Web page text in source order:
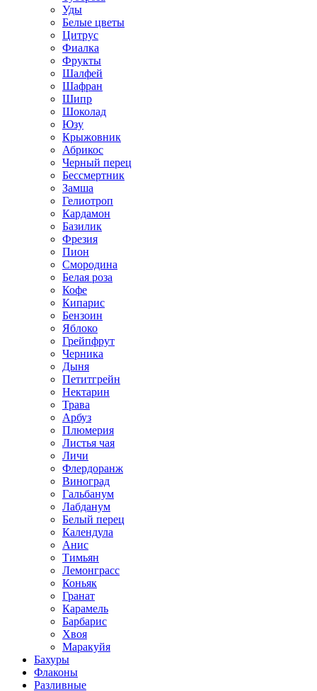
Уды
Белые цветы
Цитрус
Фиалка
Фрукты
Шалфей
Шафран
Шипр
Шоколад
Юзу
Крыжовник
Абрикос
Черный перец
Бессмертник
Замша
Гелиотроп
Кардамон
Базилик
Фрезия
Пион
Смородина
Белая роза
Кофе
Кипарис
Бензоин
Яблоко
Грейпфрут
Черника
Дыня
Петитгрейн
Нектарин
Трава
Арбуз
Плюмерия
Листья чая
Личи
Флердоранж
Виноград
Гальбанум
Лабданум
Белый перец
Календула
Анис
Тимьян
Лемонграсс
Коньяк
Гранат
Карамель
Барбарис
Хвоя
Маракуйя
Бахуры
Флаконы
Разливные